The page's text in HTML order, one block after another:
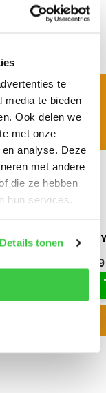
te
media te bieden
Ook delen we
met onze
analyse. Deze
met andere
die ze hebben
hun services.
Details tonen
PETZL - NEWTON
€ 168,79